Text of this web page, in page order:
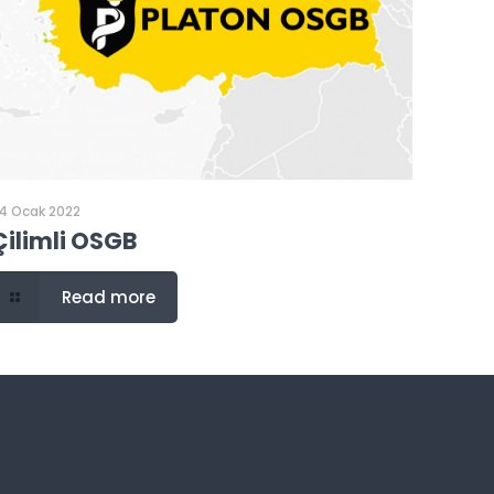
Ocak 2022
OSGB
Read more